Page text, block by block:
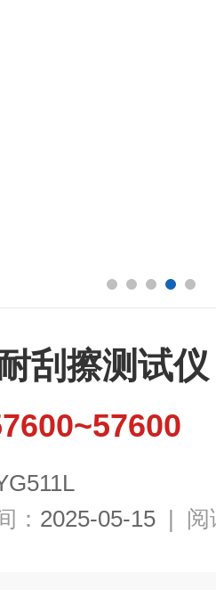
刮擦测试仪
： 2025-05-15 | 阅